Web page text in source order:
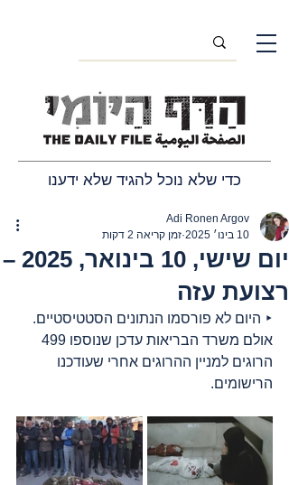
כדי שלא נוכל להגיד שלא ידענו
יום שישי, 10 בינואר, 2025 –
רצועת עזה
Adi Ronen Argov
10 בינו׳ 2025
זמן קריאה 2 דקות
‣ היום לא פורסמו הנתונים הסטטיסטיים.
הרוגים למניין ההרוגים אחרי שעודכנו
הרישומים.